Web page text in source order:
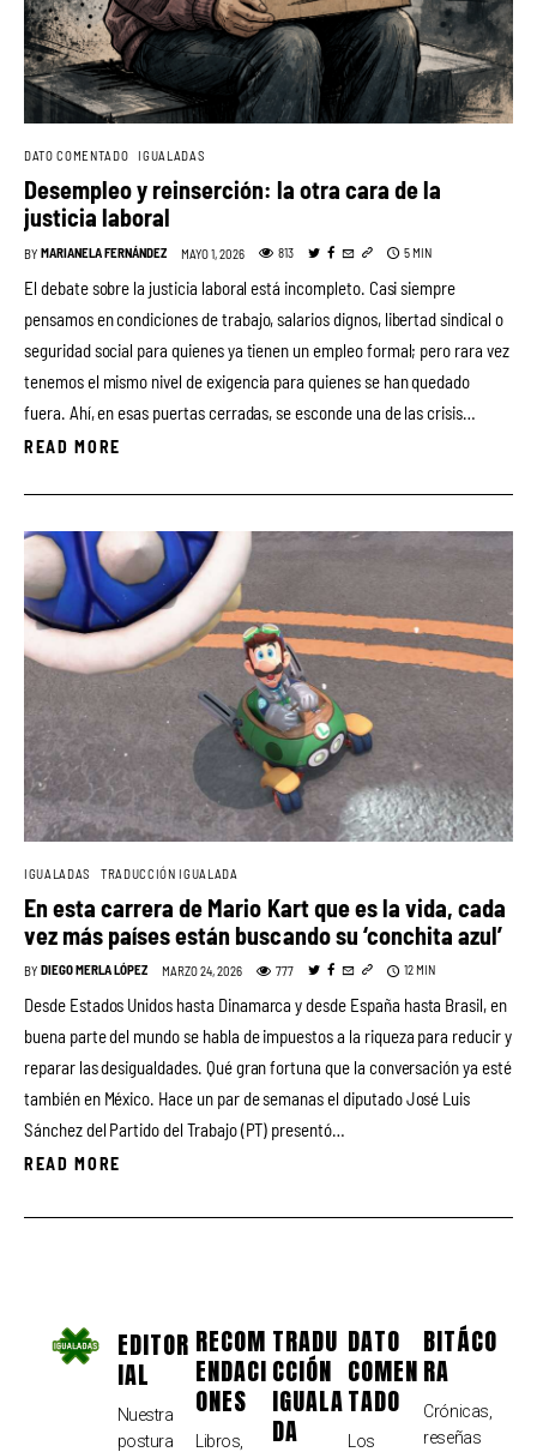
DATO COMENTADO IGUALADAS
Desempleo y reinserción: la otra cara de la
justicia laboral
BY MARIANELA FERNÁNDEZ MAYO 1, 2026 813 5 MIN
El debate sobre la justicia laboral está incompleto. Casi siempre
pensamos en condiciones de trabajo, salarios dignos, libertad sindical o
seguridad social para quienes ya tienen un empleo formal; pero rara vez
tenemos el mismo nivel de exigencia para quienes se han quedado
fuera. Ahí, en esas puertas cerradas, se esconde una de las crisis…
READ MORE
IGUALADAS TRADUCCIÓN IGUALADA
En esta carrera de Mario Kart que es la vida, cada
vez más países están buscando su ‘conchita azul’
BY DIEGO MERLA LÓPEZ MARZO 24, 2026 777 12 MIN
Desde Estados Unidos hasta Dinamarca y desde España hasta Brasil, en
buena parte del mundo se habla de impuestos a la riqueza para reducir y
reparar las desigualdades. Qué gran fortuna que la conversación ya esté
también en México. Hace un par de semanas el diputado José Luis
Sánchez del Partido del Trabajo (PT) presentó…
READ MORE
EDITOR
IAL
Nuestra
postura
RECOM
ENDACI
ONES
Libros,
TRADU
CCIÓN
IGUALA
DA
DATO
COMEN
TADO
Los
BITÁCO
RA
Crónicas,
reseñas